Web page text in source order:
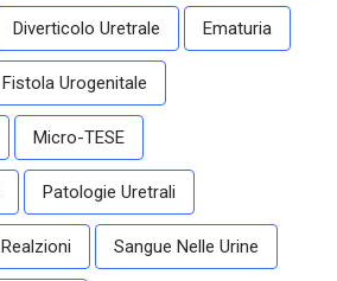
Diverticolo Uretrale Ematuria
Fistola Urogenitale
Micro-TESE
Patologie Uretrali
Realzioni Sangue Nelle Urine